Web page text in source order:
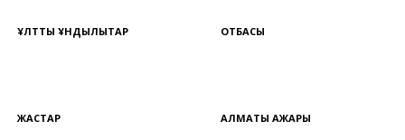
ҰЛТТЫҚ ҚҰНДЫЛЫҚТАР ОТБАСЫ
ЖАСТАР АЛМАТЫ АЖАРЫ